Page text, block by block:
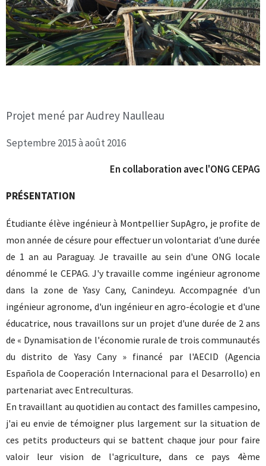
Projet mené par Audrey Naulleau
Septembre 2015 à août 2016
En collaboration avec l'ONG CEPAG
PRÉSENTATION
Étudiante élève ingénieur à Montpellier SupAgro, je profite de
mon année de césure pour effectuer un volontariat d'une durée
de 1 an au Paraguay. Je travaille au sein d'une ONG locale
dénommé le CEPAG. J'y travaille comme ingénieur agronome
dans la zone de Yasy Cany, Canindeyu. Accompagnée d'un
ingénieur agronome, d'un ingénieur en agro-écologie et d'une
éducatrice, nous travaillons sur un projet d'une durée de 2 ans
de « Dynamisation de l'économie rurale de trois communautés
du distrito de Yasy Cany » financé par l'AECID (Agencia
Española de Cooperación Internacional para el Desarrollo) en
partenariat avec Entreculturas.
En travaillant au quotidien au contact des familles campesino,
j'ai eu envie de témoigner plus largement sur la situation de
ces petits producteurs qui se battent chaque jour pour faire
valoir leur vision de l'agriculture, dans ce pays 4ème